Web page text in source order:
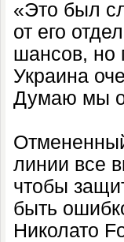
«Это был
от его
шансов, но
Украина
Думаю мы
линии все
чтобы
быть
Николато